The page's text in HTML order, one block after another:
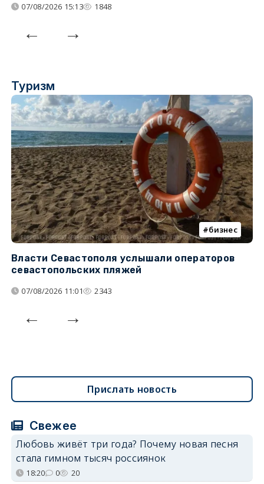
07/08/2026 15:13 1848
Туризм
бизнес
Власти Севастополя услышали операторов
севастопольских пляжей
07/08/2026 11:01 2343
Прислать новость
Свежее
Любовь живёт три года? Почему новая песня
стала гимном тысяч россиянок
18:20 0 20